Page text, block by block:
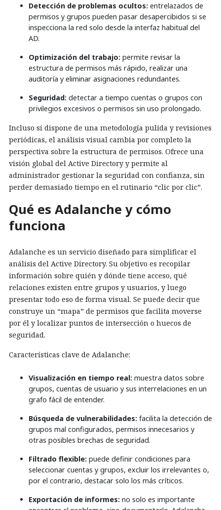
Detección de problemas ocultos: entrelazados de
permisos y grupos pueden pasar desapercibidos si se
inspecciona la red solo desde la interfaz habitual del
AD.
Optimización del trabajo: permite revisar la
estructura de permisos más rápido, realizar una
auditoría y eliminar asignaciones redundantes.
Seguridad: detectar a tiempo cuentas o grupos con
privilegios excesivos o permisos sin uso prolongado.
Incluso si dispone de una metodología pulida y revisiones
periódicas, el análisis visual cambia por completo la
perspectiva sobre la estructura de permisos. Ofrece una
visión global del Active Directory y permite al
administrador gestionar la seguridad con confianza, sin
perder demasiado tiempo en el rutinario “clic por clic”.
Qué es Adalanche y cómo
funciona
Adalanche es un servicio diseñado para simplificar el
análisis del Active Directory. Su objetivo es recopilar
información sobre quién y dónde tiene acceso, qué
relaciones existen entre grupos y usuarios, y luego
presentar todo eso de forma visual. Se puede decir que
construye un “mapa” de permisos que facilita moverse
por él y localizar puntos de intersección o huecos de
seguridad.
Características clave de Adalanche:
Visualización en tiempo real: muestra datos sobre
grupos, cuentas de usuario y sus interrelaciones en un
grafo fácil de entender.
Búsqueda de vulnerabilidades: facilita la detección de
grupos mal configurados, permisos innecesarios y
otras posibles brechas de seguridad.
Filtrado flexible: puede definir condiciones para
seleccionar cuentas y grupos, excluir los irrelevantes o,
por el contrario, destacar solo los más críticos.
Exportación de informes: no solo es importante